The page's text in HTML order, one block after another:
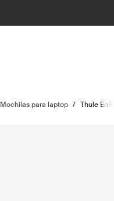
Mochilas para laptop / Thule